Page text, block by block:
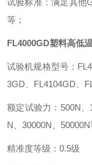
试验标准 ：满足其他
等 ；
FL4000GD塑料高低
试验机规格型号 ：
3GD
FL4104GD
额定试验力 ： 500N
N
30000N 50000N
精准度等级 ： 0.5级